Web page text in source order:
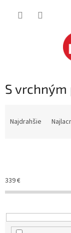
S
e
p
r
d
Najdrahšie
339€